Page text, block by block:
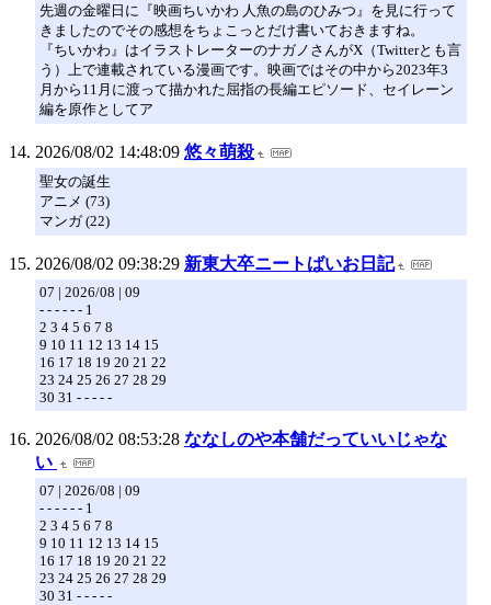
先週の金曜日に『映画ちいかわ 人魚の島のひみつ』を見に行って
きましたのでその感想をちょこっとだけ書いておきますね。
『ちいかわ』はイラストレーターのナガノさんがX（Twitterとも言
う）上で連載されている漫画です。映画ではその中から2023年3
月から11月に渡って描かれた屈指の長編エピソード、セイレーン
編を原作としてア
2026/08/02 14:48:09 悠々萌殺
聖女の誕生
アニメ (73)
マンガ (22)
2026/08/02 09:38:29 新東大卒ニートばいお日記
07 | 2026/08 | 09
- - - - - - 1
2 3 4 5 6 7 8
9 10 11 12 13 14 15
16 17 18 19 20 21 22
23 24 25 26 27 28 29
30 31 - - - - -
2026/08/02 08:53:28 ななしのや本舗だっていいじゃな
い
07 | 2026/08 | 09
- - - - - - 1
2 3 4 5 6 7 8
9 10 11 12 13 14 15
16 17 18 19 20 21 22
23 24 25 26 27 28 29
30 31 - - - - -